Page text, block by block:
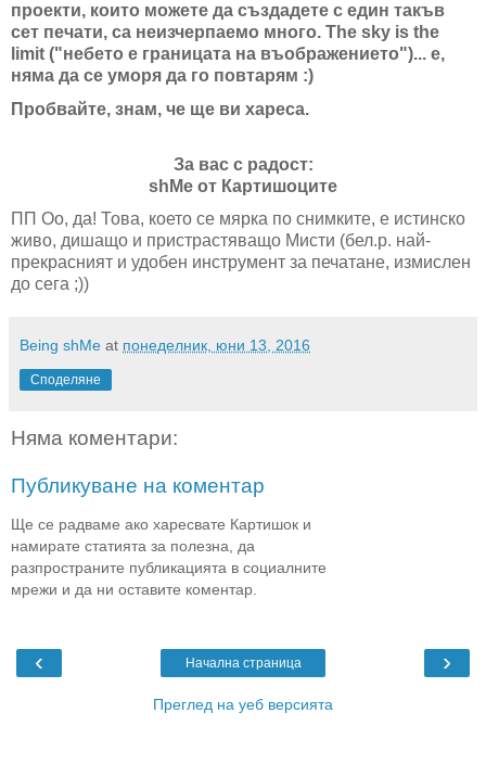
проекти, които можете да създадете с един такъв
сет печати, са неизчерпаемо много. The sky is the
limit ("небето е границата на въображението")... е,
няма да се уморя да го повтарям :)
Пробвайте, знам, че ще ви хареса.
За вас с радост:
shMe от Картишоците
ПП Оо, да! Това, което се мярка по снимките, е истинско
живо, дишащо и пристрастяващо Мисти (бел.р. най-
прекрасният и удобен инструмент за печатане, измислен
до сега ;))
Being shMe at понеделник, юни 13, 2016
Споделяне
Няма коментари:
Публикуване на коментар
Ще се радваме ако харесвате Картишок и
намирате статията за полезна, да
разпространите публикацията в социалните
мрежи и да ни оставите коментар.
‹ ›
Начална страница
Преглед на уеб версията